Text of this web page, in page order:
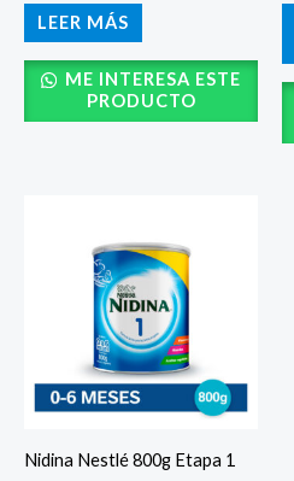
LEER MÁS
ME INTERESA ESTE
PRODUCTO
Nidina Nestlé 800g Etapa 1